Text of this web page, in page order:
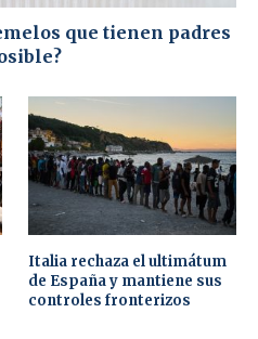
que tienen padres
Italia rechaza el ultimátum
de España y mantiene sus
controles fronterizos